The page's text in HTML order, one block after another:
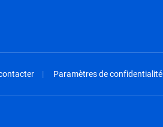
Paramètres de confidentialité